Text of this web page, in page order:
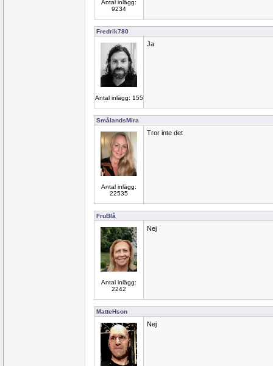
Antal inlägg:
9234
Fredrik780
Antal inlägg: 155
Ja
SmålandsMira
Antal inlägg:
22535
Tror inte det
FruBlå
Antal inlägg:
2242
Nej
MatteHson
Nej